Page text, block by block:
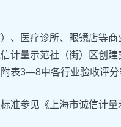
、医疗诊所、眼镜店等
计量示范社（街）区创
表3—8中各行业验收评分
准参见《上海市诚信计量